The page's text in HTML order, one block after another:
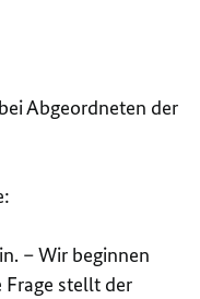
Abgeordneten der
– Wir beginnen
Frage stellt der